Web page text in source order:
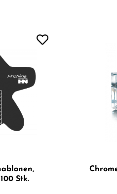
Stk.